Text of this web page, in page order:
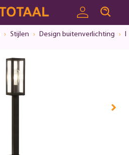
Stijlen Design buitenverlichting